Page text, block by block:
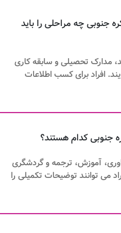
چه مراحلی را باید
مدارک تحصیلی و سابقه کاری
افراد برای کسب اطلاعات
آموزش، ترجمه و گردشگری
توانند توضیحات تکمیلی را